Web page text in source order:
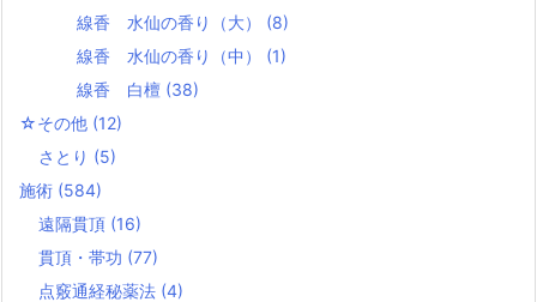
線香 水仙の香り（大） (8)
線香 水仙の香り（中） (1)
線香 白檀 (38)
☆その他 (12)
さとり (5)
施術 (584)
遠隔貫頂 (16)
貫頂・帯功 (77)
点竅通経秘薬法 (4)